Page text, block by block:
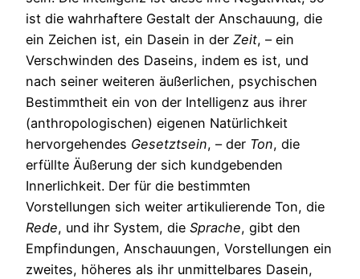
ist die wahrhaftere Gestalt der Anschauung, die
ein Zeichen ist, ein Dasein in der Zeit, – ein
Verschwinden des Daseins, indem es ist, und
nach seiner weiteren äußerlichen, psychischen
Bestimmtheit ein von der Intelligenz aus ihrer
(anthropologischen) eigenen Natürlichkeit
hervorgehendes Gesetztsein, – der Ton, die
erfüllte Äußerung der sich kundgebenden
Innerlichkeit. Der für die bestimmten
Vorstellungen sich weiter artikulierende Ton, die
Rede, und ihr System, die Sprache, gibt den
Empfindungen, Anschauungen, Vorstellungen ein
zweites, höheres als ihr unmittelbares Dasein,